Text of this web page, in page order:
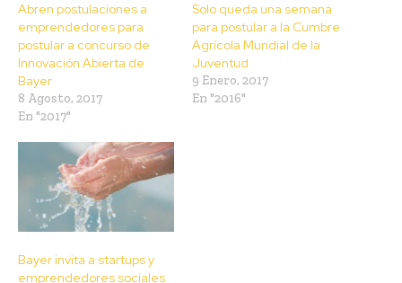
Abren postulaciones a
emprendedores para
postular a concurso de
Innovación Abierta de
Bayer
8 Agosto, 2017
En "2017"
Solo queda una semana
para postular a la Cumbre
Agrícola Mundial de la
Juventud
9 Enero, 2017
En "2016"
Bayer invita a startups y
emprendedores sociales